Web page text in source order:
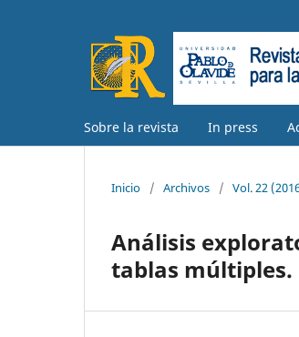
Sobre la revista In press
Inicio / Archivos / Vol. 22
Análisis
tablas múltiples.